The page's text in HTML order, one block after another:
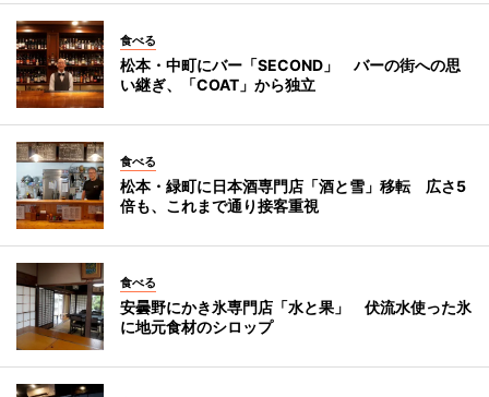
食べる
松本・中町にバー「SECOND」 バーの街への思
い継ぎ、「COAT」から独立
食べる
松本・緑町に日本酒専門店「酒と雪」移転 広さ5
倍も、これまで通り接客重視
食べる
安曇野にかき氷専門店「水と果」 伏流水使った氷
に地元食材のシロップ